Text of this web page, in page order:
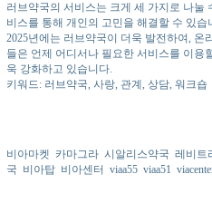
러브약국의 서비스는 크게 세 가지로 나눌
비스를 통해 개인의 고민을 해결할 수 있
2025년에는 러브약국이 더욱 발전하여,
들은 언제 어디서나 필요한 서비스를 이용
욱 강화하고 있습니다.
키워드: 러브약국, 사랑, 관계, 상담, 워크숍
비아마켓 카마그라 시알리스약국 레비트
국 비아탑 비아센터 viaa55 viaa51